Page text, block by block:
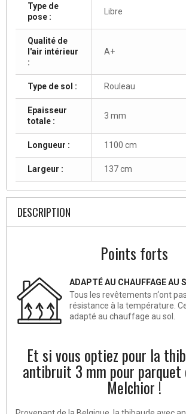
Type de
pose :
Libre
Qualité de
l'air intérieur
:
A+
Type de sol : Rouleau
Epaisseur
totale :
3 mm
Longueur : 1100 cm
Largeur : 137 cm
DESCRIPTION
Points forts
ADAPTÉ AU CHAUFFAGE AU
Tous les revêtements n‘ont
résistance à la température.
adapté au chauffage au sol.
Et si vous optiez pour la
antibruit 3 mm pour
Melchior !